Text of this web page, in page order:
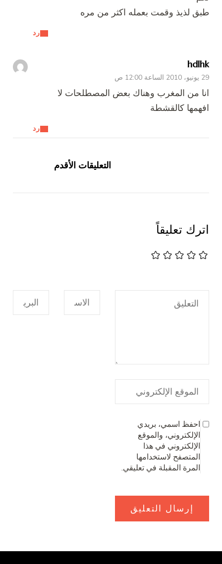
رد
طبق لذيذ وقمت بعمله اكثر من مره
hdlhk
29 يونيو، 2010 الساعة 12:00 ص
رد
انا من المغرب وهناك بعض المصطلحات لا
افهمها كالقشطة
التعليقات الأقدم
اترك تعليقاً
احفظ اسمي، بريدي
الإلكتروني، والموقع
الإلكتروني في هذا
المتصفح لاستخدامها
المرة المقبلة في تعليقي.